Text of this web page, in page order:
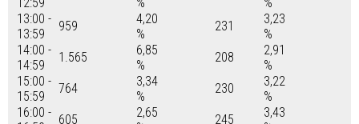
13:00 -
13:59
959
4,20
%
231
3,23
%
14:00 -
14:59
1.565
6,85
%
208
2,91
%
15:00 -
15:59
764
3,34
%
230
3,22
%
16:00 - 605
2,65
245
3,43